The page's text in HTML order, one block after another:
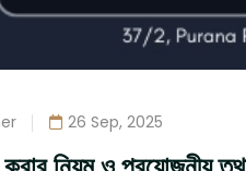
26 Sep, 2025